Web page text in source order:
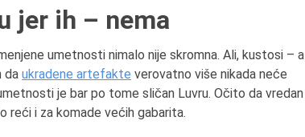
jer ih – nema
umetnosti nimalo nije skromna. Ali, kustosi – a
da ukradene artefakte verovatno više nikada neće
je bar po tome sličan Luvru. Očito da vredan
i za komade većih gabarita.